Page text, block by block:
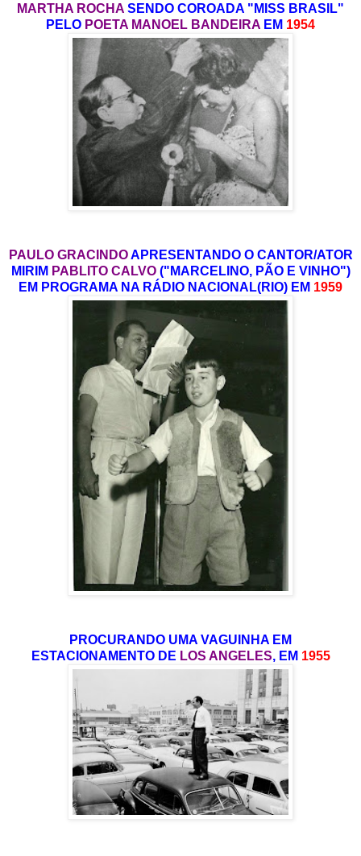
MARTHA ROCHA SENDO COROADA "MISS BRASIL"
PELO POETA MANOEL BANDEIRA EM 1954
PAULO GRACINDOAPRESENTANDO O CANTOR/ATOR
MIRIM PABLITO CALVO("MARCELINO, PÃO E VINHO")
EM PROGRAMA NA RÁDIO NACIONAL(RIO) EM 1959
PROCURANDO UMA VAGUINHA EM
ESTACIONAMENTO DE LOS ANGELES, EM 1955